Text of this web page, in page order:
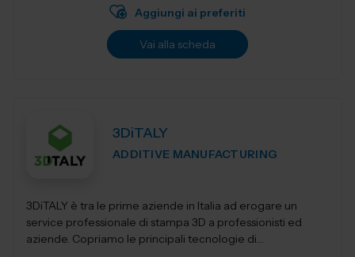
Aggiungi ai preferiti
Vai alla scheda
3DiTALY
ADDITIVE MANUFACTURING
3DiTALY è tra le prime aziende in Italia ad erogare un
service professionale di stampa 3D a professionisti ed
aziende. Copriamo le principali tecnologie di